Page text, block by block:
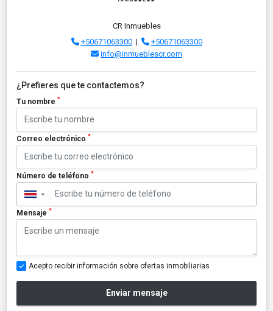
CR Inmuebles
+50671063300|
+50671063300
info@inmueblescr.com
¿Prefieres que te contactemos?
Tu nombre *
Correo electrónico *
Número de teléfono *
▼
Mensaje *
Acepto recibir información sobre ofertas inmobiliarias
Enviar mensaje